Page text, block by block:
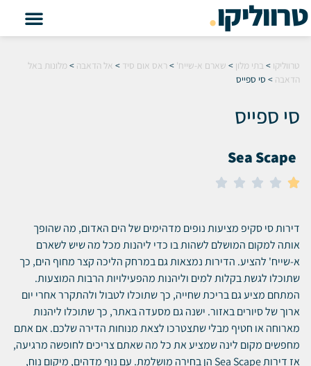
טרווליקו.
טרווליקו > בתי מלון > שארם א-שייח' > ראס אום סיד > אל הדאבה > מלונות באל
הדאבה > סי ספייס
סי ספייס
Sea Scape





דירות סי סקיפ מציעות נופים מדהימים של הים האדום, מה שהופך
אותה למקום המושלם לשהות בו כדי ליהנות מכל מה שיש לשארם
א-שייח' להציע. הדירות נמצאות גם במרחק הליכה קצר מחוף הים, כך
שתוכלו לגשת בקלות למים וליהנות מהפעילויות הרבות המוצעות.
המתחם מציע גם בריכת שחייה, כך שתוכלו לטבול ולהתקרר אחרי יום
ארוך של סיורים באזור. ישנה גם מסעדה באתר, כך שתוכלו ליהנות
מארוחה או חטיף מבלי שתצטרכו לצאת מנוחות הדירה שלכם.אם אתם
מחפשים מקום לינה שמציע את כל מה שאתם צריכים לחופשה מרגיעה,
אז דירות Sea Scape הן בחירה מושלמת.
עם נוף מדהים, מיקום נוח,